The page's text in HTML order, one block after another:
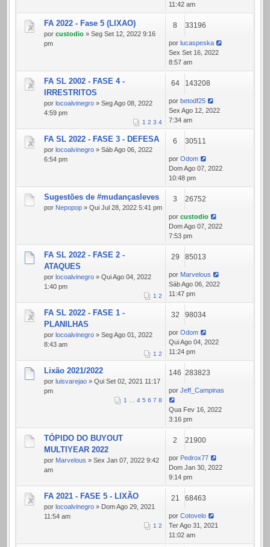
11:42 am
FA 2022 - Fase 5 (LIXAO)
por custodio » Seg Set 12, 2022 9:16
pm
8 33196
por lucaspeska
Sex Set 16, 2022
8:57 am
FA SL 2002 - FASE 4 -
IRRESTRITOS
por locoalvinegro » Seg Ago 08, 2022
4:59 pm
1 2 3 4
64 143208
por betodf25
Sex Ago 12, 2022
7:34 am
FA SL 2022 - FASE 3 - DEFESA
por locoalvinegro » Sáb Ago 06, 2022
6:54 pm
6 30511
por Odom
Dom Ago 07, 2022
10:48 pm
Sugestões de #mudançasleves
por Nepopop » Qui Jul 28, 2022 5:41 pm
3 26752
por custodio
Dom Ago 07, 2022
7:53 pm
FA SL 2022 - FASE 2 -
ATAQUES
por locoalvinegro » Qui Ago 04, 2022
1:40 pm
1 2
29 85013
por Marvelous
Sáb Ago 06, 2022
11:47 pm
FA SL 2022 - FASE 1 -
PLANILHAS
por locoalvinegro » Seg Ago 01, 2022
8:43 am
1 2
32 98034
por Odom
Qui Ago 04, 2022
11:24 pm
Lixão 2021/2022
por luisvarejao » Qui Set 02, 2021 11:17
pm
1 … 4 5 6 7 8
146 283823
por Jeff_Campinas
Qua Fev 16, 2022
3:16 pm
TÓPIDO DO BUYOUT
MULTIYEAR 2022
por Marvelous » Sex Jan 07, 2022 9:42
am
2 21900
por Pedrox77
Dom Jan 30, 2022
9:14 pm
FA 2021 - FASE 5 - LIXÃO
por locoalvinegro » Dom Ago 29, 2021
11:54 am
1 2
21 68463
por Cotovelo
Ter Ago 31, 2021
11:02 am